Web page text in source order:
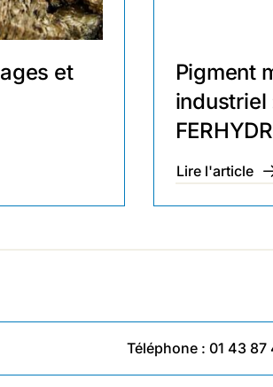
et
Pigment
industriel
Lire l'article
Téléphone : 01 43 87